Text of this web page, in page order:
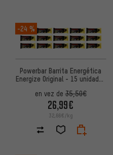
-24 %
Powerbar Barrita Energética
Energize Original - 15 unidades
en vez de35,50€
26,99€
32,66€/kg